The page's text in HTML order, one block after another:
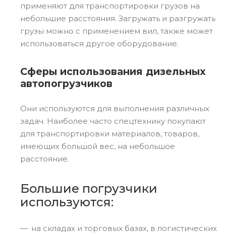
применяют для транспортировки грузов на
небольшие расстояния. Загружать и разгружать
грузы можно с применением вил, также может
использоваться другое оборудование.
Сферы использования дизельных
автопогрузчиков
Они используются для выполнения различных
задач. Наиболее часто спецтехнику покупают
для транспортировки материалов, товаров,
имеющих большой вес, на небольшое
расстояние.
Большие погрузчики
используются:
на складах и торговых базах, в логистических